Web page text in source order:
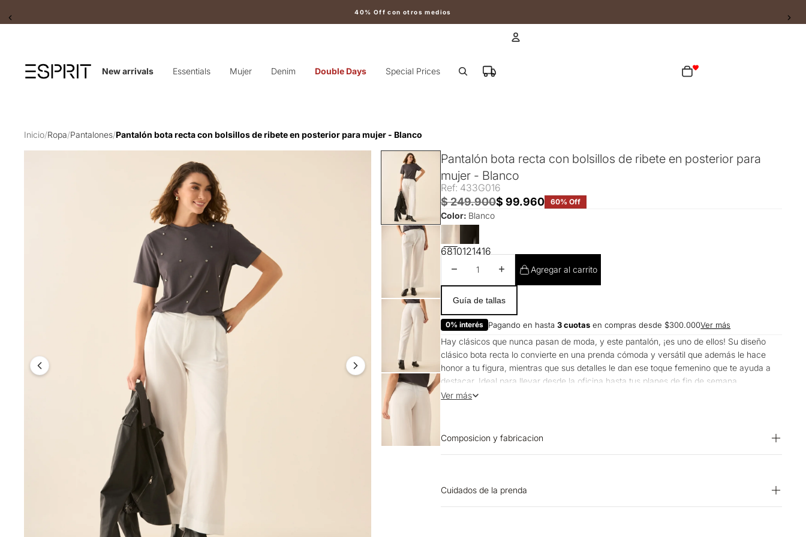
40% Off con otros medios
New arrivals Essentials Mujer Denim Double Days Special Prices
Total de artículos en el carrito: 0
Inicio/Ropa/Pantalones/Pantalón bota recta con bolsillos de ribete en posterior para mujer - Blanco
Pantalón bota recta con bolsillos de ribete en posterior para
mujer - Blanco
Ref: 433G016
$ 249.900$ 99.960 60% Off
Color: Blanco
6810121416
Disminuir cantidadAumentar cantidad
Agregar al carrito
Guía de tallas
0% interés Pagando en hasta3 cuotas en compras desde $300.000Ver más
Hay clásicos que nunca pasan de moda, y este pantalón, ¡es uno de ellos! Su diseño
clásico bota recta lo convierte en una prenda cómoda y versátil que además le hace
honor a tu figura, mientras que sus detalles le dan ese toque femenino que te ayuda a
destacar. Ideal para llevar desde la oficina hasta tus planes de fin de semana,
combinándolo con buzos o camisetas.
Ver más
Composicion y fabricacion
Cuidados de la prenda